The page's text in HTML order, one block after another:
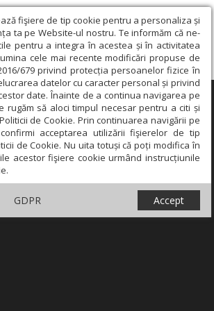
fişiere de tip cookie pentru a personaliza și
ta pe Website-ul nostru. Te informăm că ne-
pentru a integra în acestea și în activitatea
cele mai recente modificări propuse de
679 privind protecția persoanelor fizice în
datelor cu caracter personal și privind
date. Înainte de a continua navigarea pe
rugăm să aloci timpul necesar pentru a citi și
de Cookie. Prin continuarea navigării pe
acceptarea utilizării fişierelor de tip
de Cookie. Nu uita totuși că poți modifica în
acestor fişiere cookie urmând instrucțiunile
GDPR Accept
×